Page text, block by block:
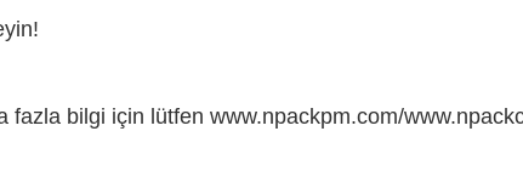
fazla bilgi için lütfen www.npackpm.com/